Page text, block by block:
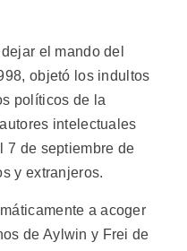
el mando del
objetó los indultos
políticos de la
intelectuales
7 de septiembre de
y extranjeros.
a acoger
de Aylwin y Frei de